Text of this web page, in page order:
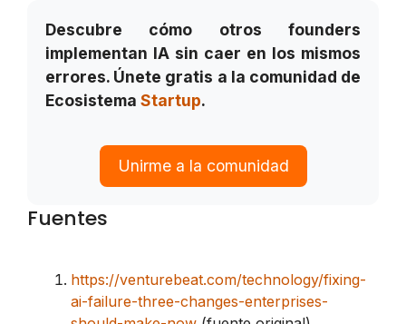
Descubre cómo otros founders
implementan IA sin caer en los mismos
errores. Únete gratis a la comunidad de
Ecosistema Startup.
Unirme a la comunidad
Fuentes
https://venturebeat.com/technology/fixing-
ai-failure-three-changes-enterprises-